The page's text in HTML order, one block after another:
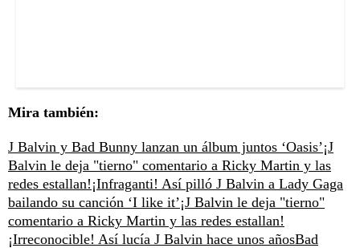
Mira también:
J Balvin y Bad Bunny lanzan un álbum juntos ‘Oasis’¡J
Balvin le deja "tierno" comentario a Ricky Martin y las
redes estallan! ¡Infraganti! Así pilló J Balvin a Lady Gaga
bailando su canción ‘I like it’¡J Balvin le deja "tierno"
comentario a Ricky Martin y las redes estallan!
¡Irreconocible! Así lucía J Balvin hace unos añosBad